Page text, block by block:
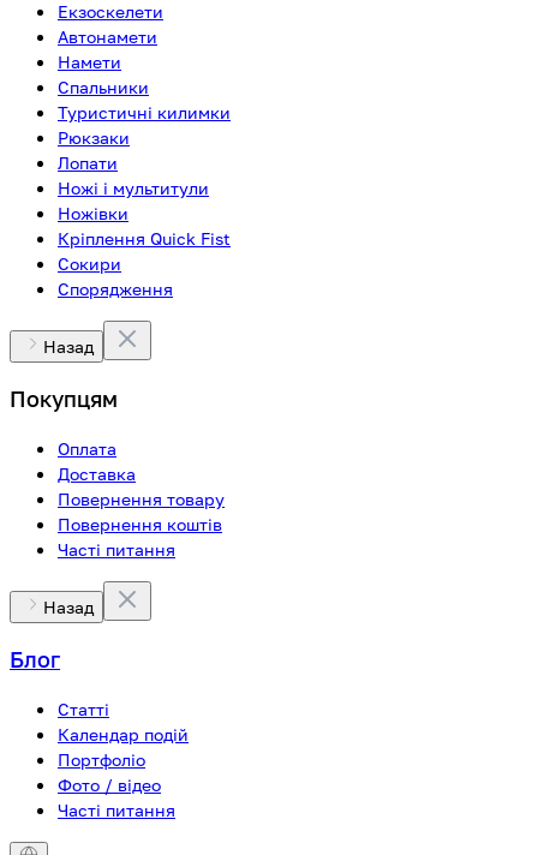
Екзоскелети
Автонамети
Намети
Спальники
Туристичні килимки
Рюкзаки
Лопати
Ножі і мультитули
Ножівки
Кріплення Quick Fist
Сокири
Спорядження
Назад
Покупцям
Оплата
Доставка
Повернення товару
Повернення коштів
Часті питання
Назад
Блог
Статті
Календар подій
Портфоліо
Фото / відео
Часті питання